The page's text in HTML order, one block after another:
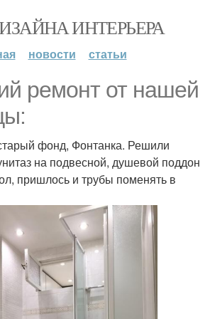
ИНТЕРЬЕРА
новости статьи
ремонт от нашей
фонд, Фонтанка. Решили
на подвесной, душевой поддон
пришлось и трубы поменять в